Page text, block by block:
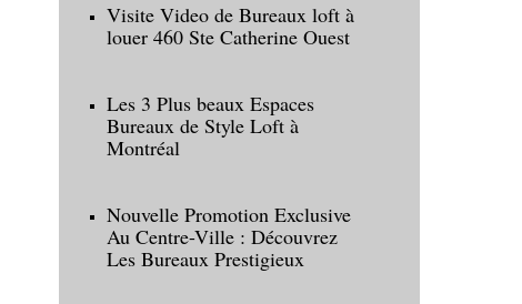
Visite Video de Bureaux loft à
louer 460 Ste Catherine Ouest
Les 3 Plus beaux Espaces
Bureaux de Style Loft à
Montréal
Nouvelle Promotion Exclusive
Au Centre-Ville : Découvrez
Les Bureaux Prestigieux